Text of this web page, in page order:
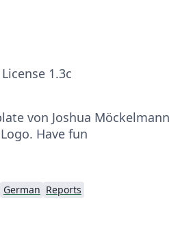
1.3c
von Joshua Möckelmann
Have fun
German Reports